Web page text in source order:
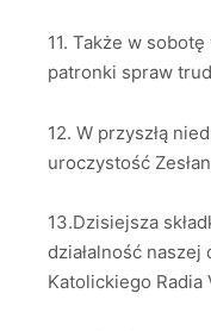
11. Także w
patronki spraw
12. W przyszłą
uroczystość
13.Dzisiejsza
działalność naszej
Katolickiego Radia